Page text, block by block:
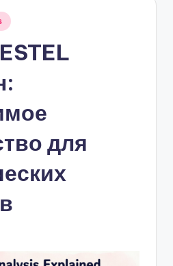
для